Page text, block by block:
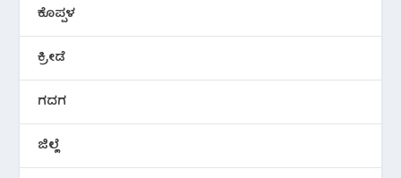
ಕೊಪ್ಪಳ
ಕ್ರೀಡೆ
ಗದಗ
ಜಿಲ್ಲೆ